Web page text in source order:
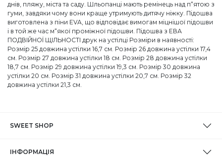
днів, пляжу, міста та саду. Шльопанці мають ремінець над п“ятою з
гуми, завдяки чому вони краще утримують дитячу ніжку. Підошва
виготовлена ​​з піни EVA, що відповідає вимогам міцнішої підошви
і в той же час м“якої проміжної підошви. Підошва з ЕВА
ПОДВІЙНОЇ ЩІЛЬНОСТІ друк на устілці Розміри в наявності:
Розмір 25 довжина устілки 16,7 см. Розмір 26 довжина устілки 17,4
см. Розмір 27 довжина устілки 18 см. Розмір 28 довжина устілки
18,7 см. Розмір 29 довжина устілки 19,3 см. Розмір 30 довжина
устілки 20 см. Розмір 31 довжина устілки 20,7 см. Розмір 32
довжина устілки 21,3 см.
SWEET SHOP
ІНФОРМАЦІЯ